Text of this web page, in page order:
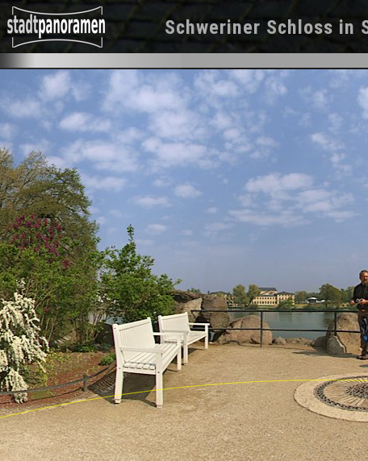
Schweriner Schloss in